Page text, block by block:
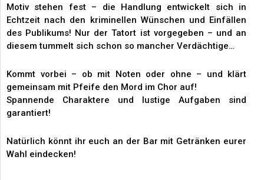
Motiv stehen fest – die Handlung entwickelt sich in
Echtzeit nach den kriminellen Wünschen und Einfällen
des Publikums! Nur der Tatort ist vorgegeben – und an
diesem tummelt sich schon so mancher Verdächtige…
Kommt vorbei – ob mit Noten oder ohne – und klärt
gemeinsam mit Pfeife den Mord im Chor auf!
Spannende Charaktere und lustige Aufgaben sind
garantiert!
Natürlich könnt ihr euch an der Bar mit Getränken eurer
Wahl eindecken!